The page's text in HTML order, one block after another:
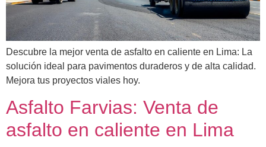
Descubre la mejor venta de asfalto en caliente en Lima: La
solución ideal para pavimentos duraderos y de alta calidad.
Mejora tus proyectos viales hoy.
Asfalto Farvias: Venta de
asfalto en caliente en Lima